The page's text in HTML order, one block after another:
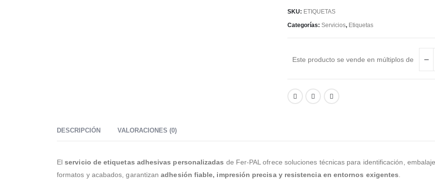
SKU: ETIQUETAS
Categorías: Servicios, Etiquetas
Este producto se vende en múltiplos de
DESCRIPCIÓN VALORACIONES (0)
Elservicio de etiquetas adhesivas personalizadas de Fer-PAL ofrece soluciones técnicas para identificación,
formatos y acabados, garantizanadhesión fiable, impresión precisa y resistencia en entornos exigentes